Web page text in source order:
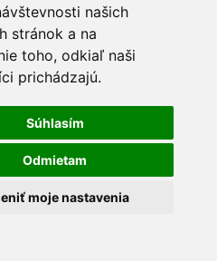
našich
stránok a na
toho, odkiaľ naši
prichádzajú.
Súhlasím
Odmietam
moje nastavenia